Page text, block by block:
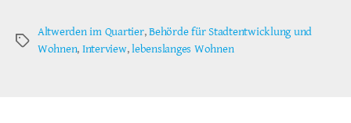
Schlagwörter
Altwerden im Quartier,Behörde für Stadtentwicklung und
Wohnen, Interview,lebenslanges Wohnen